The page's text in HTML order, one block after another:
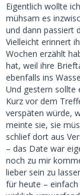
Eigentlich wollte
mühsam es
und dann passiert
Vielleicht erinnert
Wochen erzählt
hat, weil ihre
ebenfalls ins
Und gestern sollte
Kurz vor dem
verspäten würde,
meinte sie, sie
schlief dort aus
– das Date war
noch zu mir
lieber sein zu
für heute –